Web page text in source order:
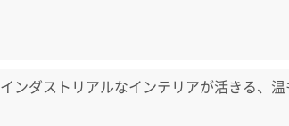
インダストリアルなインテリアが活きる、